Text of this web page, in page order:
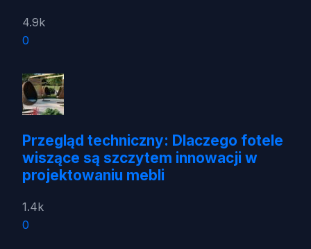
4.9k
0
Przegląd techniczny: Dlaczego fotele
wiszące są szczytem innowacji w
projektowaniu mebli
1.4k
0